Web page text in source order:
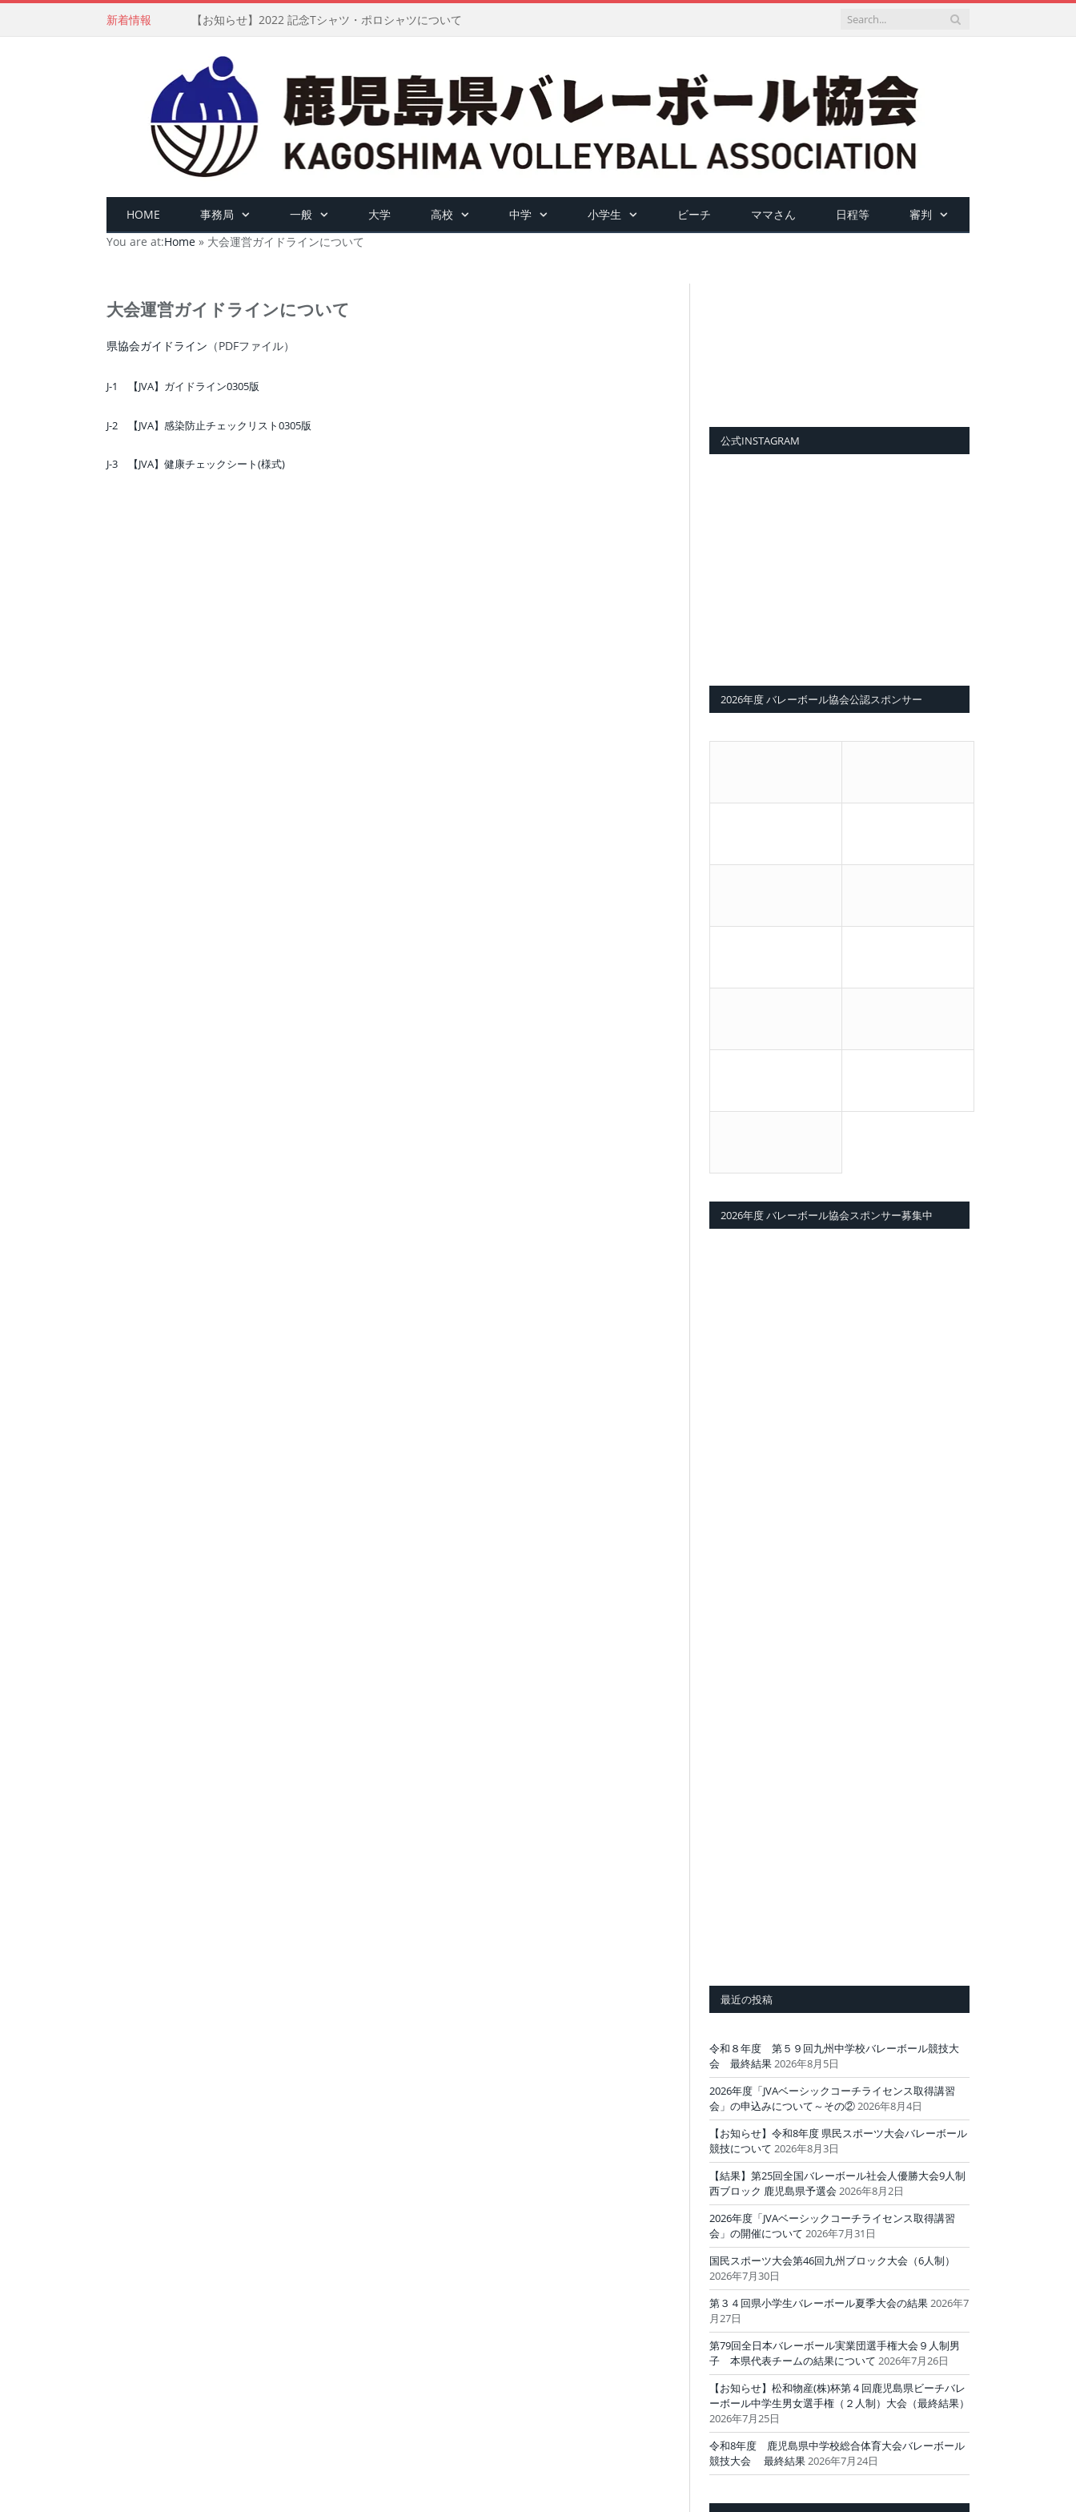
新着情報 【お知らせ】2022 記念Tシャツ・ポロシャツについて
HOME 事務局 一般 大学 高校 中学 小学生 ビーチ ママさん 日程等
審判
You are at:Home » 大会運営ガイドラインについて
大会運営ガイドラインについて
県協会ガイドライン （PDFファイル）
J-1 【JVA】ガイドライン0305版
J-2 【JVA】感染防止チェックリスト0305版
J-3 【JVA】健康チェックシート(様式)
公式INSTAGRAM
2026年度 バレーボール協会公認スポンサー
2026年度 バレーボール協会スポンサー募集中
最近の投稿
令和８年度 第５９回九州中学校バレーボール競技大
会 最終結果2026年8月5日
2026年度「JVAベーシックコーチライセンス取得講習
会」の申込みについて～その②2026年8月4日
【お知らせ】令和8年度 県民スポーツ大会バレーボール
競技について 2026年8月3日
【結果】第25回全国バレーボール社会人優勝大会9人制
西ブロック 鹿児島県予選会 2026年8月2日
2026年度「JVAベーシックコーチライセンス取得講習
会」の開催について 2026年7月31日
国民スポーツ大会第46回九州ブロック大会（6人制）
2026年7月30日
第３４回県小学生バレーボール夏季大会の結果2026年7
月27日
第79回全日本バレーボール実業団選手権大会９人制男
子 本県代表チームの結果について 2026年7月26日
【お知らせ】松和物産(株)杯第４回鹿児島県ビーチバレ
ーボール中学生男女選手権（２人制）大会（最終結果）
2026年7月25日
令和8年度 鹿児島県中学校総合体育大会バレーボール
競技大会 最終結果2026年7月24日